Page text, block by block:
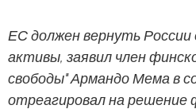
ЕС должен вернуть
активы, заявил член
свободы" Армандо Мема в
отреагировал на решение